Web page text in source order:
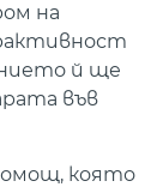
на
й ще
във
която